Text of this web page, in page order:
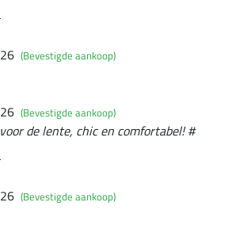
(Bevestigde aankoop)
(Bevestigde aankoop)
de lente, chic en comfortabel! #
(Bevestigde aankoop)